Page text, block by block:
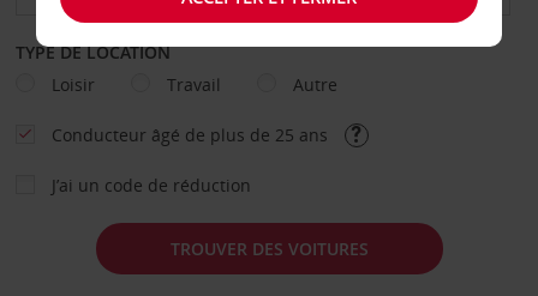
TYPE DE LOCATION
Loisir
Travail Autre
Conducteur âgé de plus de 25 ans
J’ai un code de réduction
TROUVER DES VOITURES